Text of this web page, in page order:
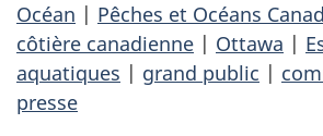
Océan | Pêches et Océans
côtière canadienne | Ottawa |
aquatiques | grand public |
presse